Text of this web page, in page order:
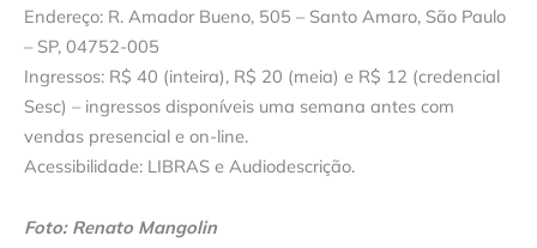
Endereço: R. Amador Bueno, 505 – Santo Amaro, São Paulo
– SP, 04752-005
Ingressos: R$ 40 (inteira), R$ 20 (meia) e R$ 12 (credencial
Sesc) – ingressos disponíveis uma semana antes com
vendas presencial e on-line.
Acessibilidade: LIBRAS e Audiodescrição.
Foto: Renato Mangolin